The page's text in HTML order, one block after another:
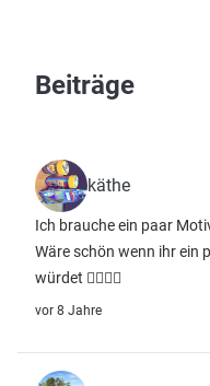
Beiträge
käthe
Ich brauche ein paar
Wäre schön wenn ihr ein
würdet 👍🏻🎣😉
vor 8 Jahre